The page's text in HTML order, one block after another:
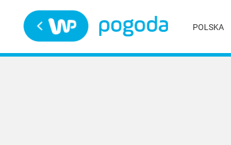
POLSKA